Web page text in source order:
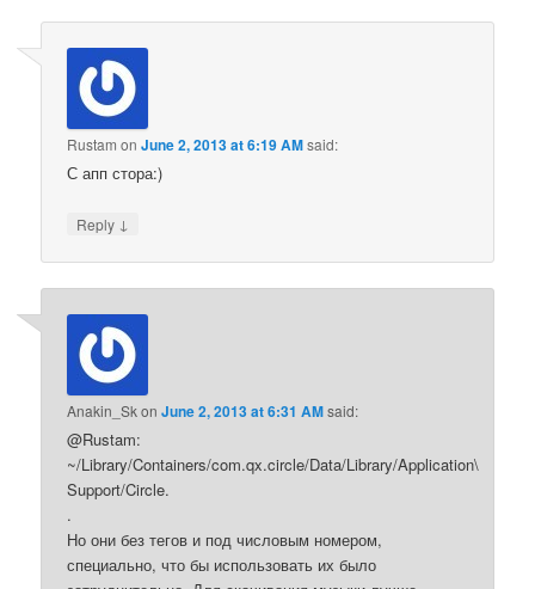
Rustam onJune 2, 2013 at 6:19 AMsaid:
С апп стора:)
Reply ↓
Anakin_SkonJune 2, 2013 at 6:31 AMsaid:
@Rustam:
~/Library/Containers/com.qx.circle/Data/Library/Application\
Support/Circle.
.
Но они без тегов и под числовым номером,
специально, что бы использовать их было